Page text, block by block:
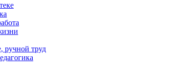
ручной труд